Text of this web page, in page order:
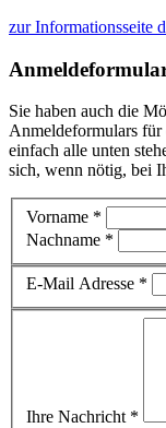
zur Informationsseite
Sie haben auch die
Anmeldeformulars
einfach alle unten
sich, wenn nötig, bei
Vorname *
Nachname *
E-Mail Adresse *
Ihre Nachricht *